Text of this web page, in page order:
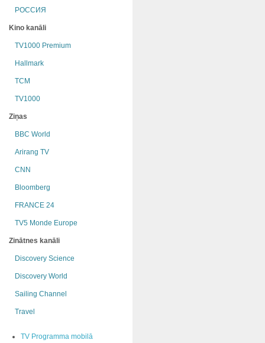
РОССИЯ
Kino kanāli
TV1000 Premium
Hallmark
TCM
TV1000
Ziņas
BBC World
Arirang TV
CNN
Bloomberg
FRANCE 24
TV5 Monde Europe
Zinātnes kanāli
Discovery Science
Discovery World
Sailing Channel
Travel
TV Programma mobilā